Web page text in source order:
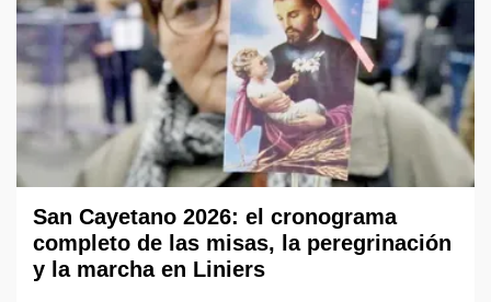
San Cayetano 2026: el cronograma
completo de las misas, la peregrinación
y la marcha en Liniers